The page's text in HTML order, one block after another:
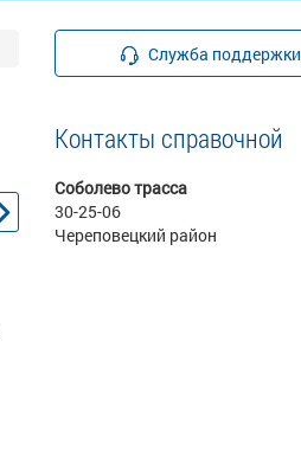
Служба поддержки
Контакты справочной
Соболево трасса
30-25-06
Череповецкий район